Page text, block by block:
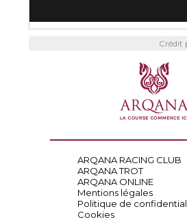
Crédit
ARQANA RACING CLUB
ARQANA TROT
ARQANA ONLINE
Mentions légales
Politique de
Cookies